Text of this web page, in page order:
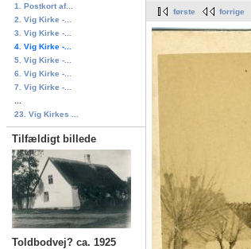
1. Postkort af...
2. Vig Kirke -...
3. Vig Kirke -...
4. Vig Kirke -...
5. Vig Kirke -...
6. Vig Kirke -...
7. Vig Kirke -...
23. Vig Kirkes ...
Tilfældigt billede
Toldbodvej? ca. 1925
første forrige